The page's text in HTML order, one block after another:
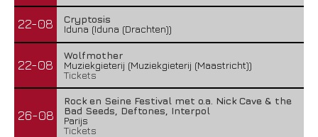
22-08
Cryptosis
Iduna (Iduna (Drachten))
22-08
Wolfmother
Muziekgieterij (Muziekgieterij (Maastricht))
Tickets
26-08
Rock en Seine Festival met o.a. Nick Cave & the
Bad Seeds, Deftones, Interpol
Parijs
Tickets